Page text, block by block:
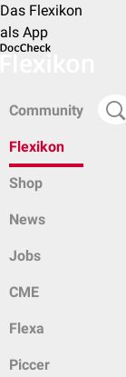
Das Flexikon
als App
Community
Flexikon
Shop
News
Jobs
CME
Flexa
Piccer